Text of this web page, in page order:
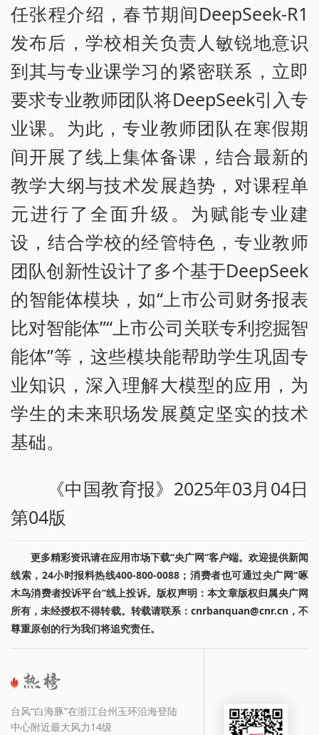
任张程介绍，春节期间DeepSeek-R1
发布后，学校相关负责人敏锐地意识
到其与专业课学习的紧密联系，立即
要求专业教师团队将DeepSeek引入专
业课。为此，专业教师团队在寒假期
间开展了线上集体备课，结合最新的
教学大纲与技术发展趋势，对课程单
元进行了全面升级。为赋能专业建
设，结合学校的经管特色，专业教师
团队创新性设计了多个基于DeepSeek
的智能体模块，如“上市公司财务报表
比对智能体”“上市公司关联专利挖掘智
能体”等，这些模块能帮助学生巩固专
业知识，深入理解大模型的应用，为
学生的未来职场发展奠定坚实的技术
基础。
《中国教育报》2025年03月04日
第04版
更多精彩资讯请在应用市场下载“央广网”客户端。欢迎提供新闻
线索，24小时报料热线400-800-0088；消费者也可通过央广网“啄
木鸟消费者投诉平台”线上投诉。版权声明：本文章版权归属央广网
所有，未经授权不得转载。转载请联系：cnrbanquan@cnr.cn，不
尊重原创的行为我们将追究责任。
台风“白海豚”在浙江台州玉环沿海登陆
中心附近最大风力14级